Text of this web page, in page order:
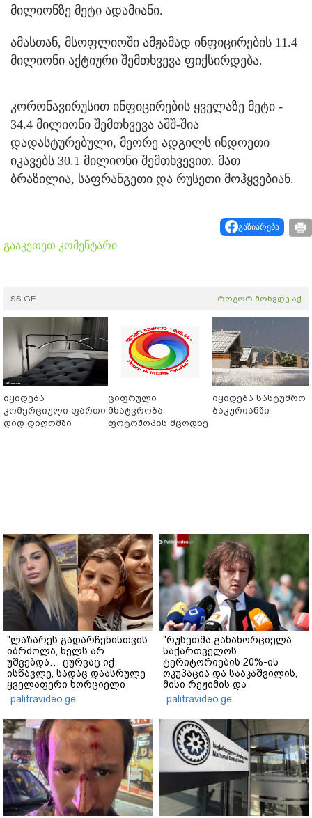
მილიონზე მეტი ადამიანი.
ამასთან, მსოფლიოში ამჟამად ინფიცირების 11.4
მილიონი აქტიური შემთხვევა ფიქსირდება.
კორონავირუსით ინფიცირების ყველაზე მეტი -
34.4 მილიონი შემთხვევა აშშ-შია
დადასტურებული, მეორე ადგილს ინდოეთი
იკავებს 30.1 მილიონი შემთხვევით. მათ
ბრაზილია, საფრანგეთი და რუსეთი მოჰყვებიან.
გაზიარება
გააკეთეთ კომენტარი
SS.GE როგორ მოხვდე აქ
იყიდება
კომერციული ფართი
დიდ დიღომში
ციფრული
მხატვრობა
ფოტოშოპის მცოდნე
იყიდება სასტუმრო
ბაკურიანში
"ლაზარეს გადარჩენისთვის
იბრძოლა, ხელს არ
უშვებდა… ცურვაც იქ
ისწავლე, სადაც დაასრულე
ყველაფერი ხორციელი
ცხოვრებიდან" – რას წერს
ხობში დაღუპული დედა-
შვილის ახლობელი?
palitravideo.ge
"რუსეთმა განახორციელა
საქართველოს
ტერიტორიების 20%-ის
ოკუპაცია და სააკაშვილის,
მისი რეჟიმის და
"ნაცმოძრაობის" ღალატი
ვერანაირად ვერ
გადაფარავს ამ
დანაშაულს" - ირაკლი
კობახიძე
palitravideo.ge